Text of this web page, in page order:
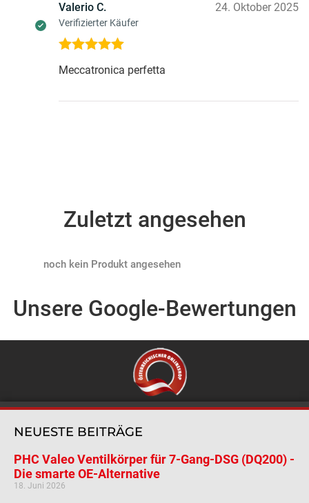
Valerio C.
Verifizierter Käufer
24. Oktober 2025
5von 5
Meccatronica perfetta
Zuletzt angesehen
Products not found
Unsere Google-Bewertungen
NEUESTE BEITRÄGE
PHC Valeo Ventilkörper für 7-Gang-DSG (DQ200) -
Die smarte OE-Alternative
18. Juni 2026